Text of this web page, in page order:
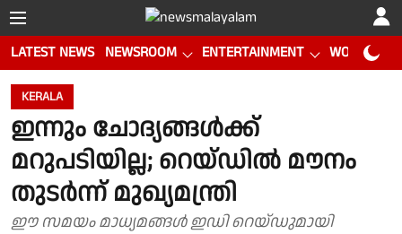
LATEST NEWS NEWSROOM ENTERTAINMENT WORLD CUP
KERALA
ഇന്നും ചോദ്യങ്ങൾക്ക്
മറുപടിയില്ല; റെയ്ഡില്‍ മൗനം
തുടര്‍ന്ന് മുഖ്യമന്ത്രി
ഈ സമയം മാധ്യമങ്ങള്‍ ഇഡി റെയ്ഡുമായി